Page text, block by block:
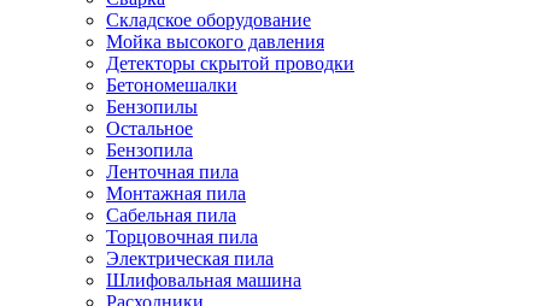
Складское оборудование
Мойка высокого давления
Детекторы скрытой проводки
Бетономешалки
Бензопилы
Остальное
Бензопила
Ленточная пила
Монтажная пила
Сабельная пила
Торцовочная пила
Электрическая пила
Шлифовальная машина
Расходники